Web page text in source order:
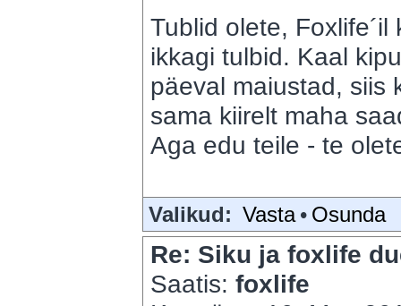
Tublid olete,
ikkagi tulbid. Kaal
päeval maiustad, siis
sama kiirelt maha
Aga edu teile - te
Valikud: Vasta • Osunda
Re: Siku ja foxlife
Saatis: foxlife